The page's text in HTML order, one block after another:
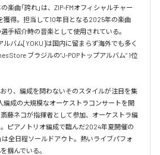
楽曲「誇れ」は、ZIP-FMオフィシャルチャー
を獲得。担当して10年目となる2025年の楽曲
選手紹介時の音楽として使用されている。
バム[YOKU]は国内に留まらず海外でも多く
Store ブラジルの”J-POPトップアルバム” 1位
り、編成を問わないそのスタイルが注目を集
編成の大規模なオーケストラコンサートを開
藤ネコが指揮者として参加、オーケストラ編
ピアノトリオ編成で臨んだ2024年夏開催の
は全日程ソールドアウト。熱いライブパフォ
掴んでいる。